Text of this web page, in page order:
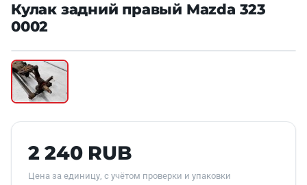
Кулак задний правый Mazda 323
0002
Б/У В НАЛИЧИИ
2 240 RUB
Цена за единицу, с учётом проверки и упаковки